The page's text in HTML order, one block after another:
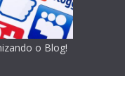
o Blog!